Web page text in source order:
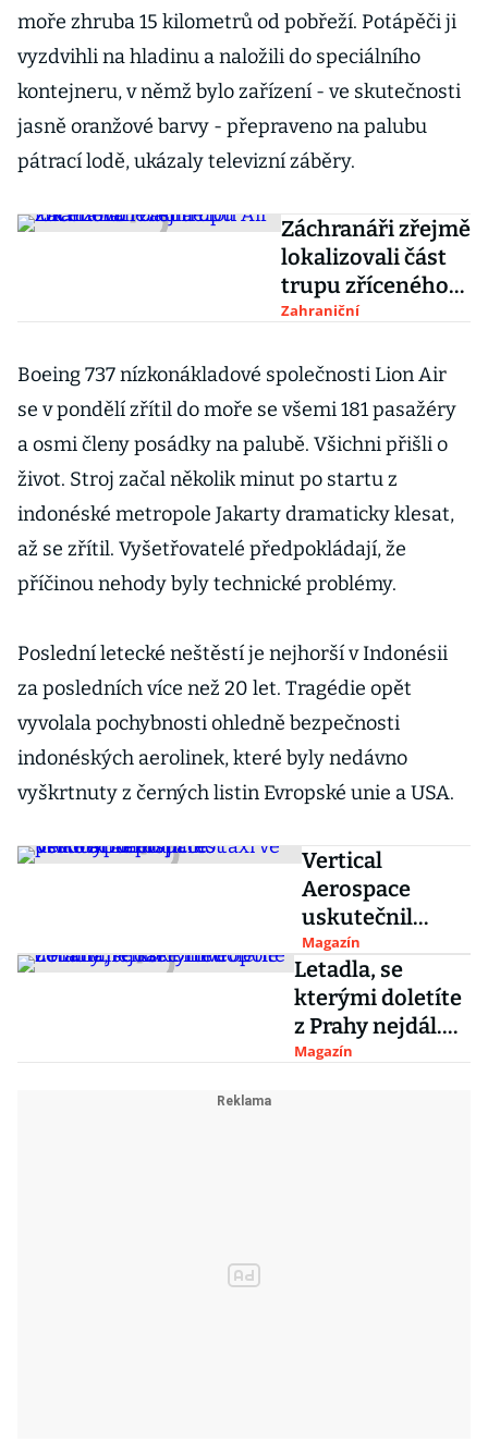
moře zhruba 15 kilometrů od pobřeží. Potápěči ji
vyzdvihli na hladinu a naložili do speciálního
kontejneru, v němž bylo zařízení - ve skutečnosti
jasně oranžové barvy - přepraveno na palubu
pátrací lodě, ukázaly televizní záběry.
Záchranáři zřejmě
lokalizovali část
trupu zříceného
letadla Lion Air
Zahraniční
Boeing 737 nízkonákladové společnosti Lion Air
se v pondělí zřítil do moře se všemi 181 pasažéry
a osmi členy posádky na palubě. Všichni přišli o
život. Stroj začal několik minut po startu z
indonéské metropole Jakarty dramaticky klesat,
až se zřítil. Vyšetřovatelé předpokládají, že
příčinou nehody byly technické problémy.
Poslední letecké neštěstí je nejhorší v Indonésii
za posledních více než 20 let. Tragédie opět
vyvolala pochybnosti ohledně bezpečnosti
indonéských aerolinek, které byly nedávno
vyškrtnuty z černých listin Evropské unie a USA.
Vertical
Aerospace
uskutečnil
první test
prototypu
létajícího taxi ve
Velké Británii
Magazín
Letadla, se
kterými doletíte
z Prahy nejdál.
Drtivě dominují
Magazín